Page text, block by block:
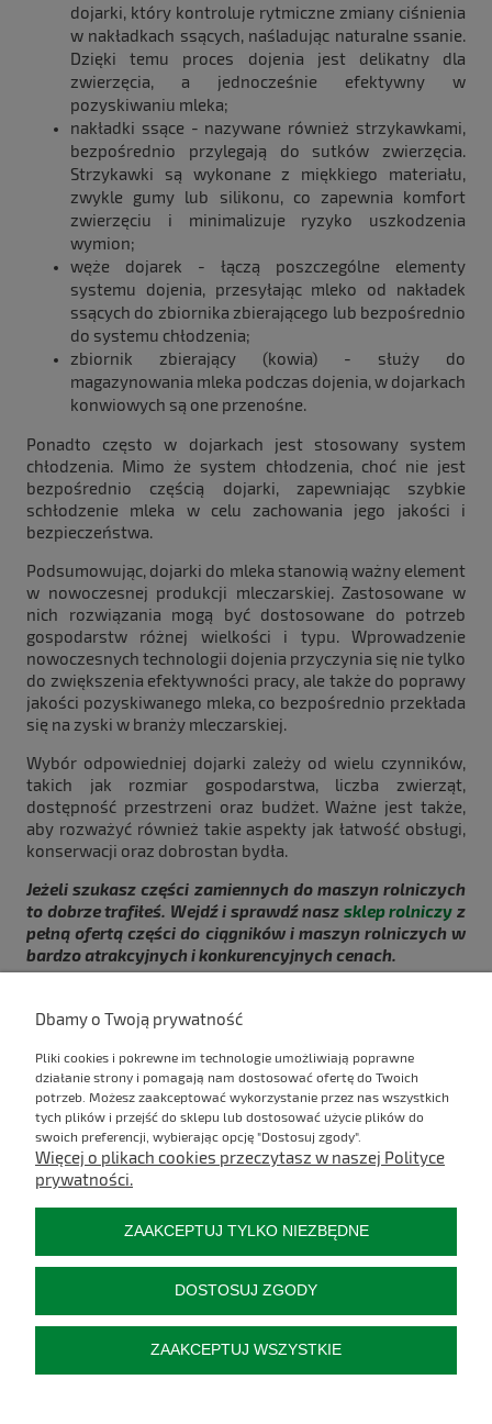
dojarki, który kontroluje rytmiczne zmiany ciśnienia
w nakładkach ssących, naśladując naturalne ssanie.
Dzięki temu proces dojenia jest delikatny dla
zwierzęcia, a jednocześnie efektywny w
pozyskiwaniu mleka;
nakładki ssące - nazywane również strzykawkami,
bezpośrednio przylegają do sutków zwierzęcia.
Strzykawki są wykonane z miękkiego materiału,
zwykle gumy lub silikonu, co zapewnia komfort
zwierzęciu i minimalizuje ryzyko uszkodzenia
wymion;
węże dojarek - łączą poszczególne elementy
systemu dojenia, przesyłając mleko od nakładek
ssących do zbiornika zbierającego lub bezpośrednio
do systemu chłodzenia;
zbiornik zbierający (kowia) - służy do
magazynowania mleka podczas dojenia, w dojarkach
konwiowych są one przenośne.
Ponadto często w dojarkach jest stosowany system
chłodzenia. Mimo że system chłodzenia, choć nie jest
bezpośrednio częścią dojarki, zapewniając szybkie
schłodzenie mleka w celu zachowania jego jakości i
bezpieczeństwa.
Podsumowując, dojarki do mleka stanowią ważny element
w nowoczesnej produkcji mleczarskiej. Zastosowane w
nich rozwiązania mogą być dostosowane do potrzeb
gospodarstw różnej wielkości i typu. Wprowadzenie
nowoczesnych technologii dojenia przyczynia się nie tylko
do zwiększenia efektywności pracy, ale także do poprawy
jakości pozyskiwanego mleka, co bezpośrednio przekłada
się na zyski w branży mleczarskiej.
Wybór odpowiedniej dojarki zależy od wielu czynników,
takich jak rozmiar gospodarstwa, liczba zwierząt,
dostępność przestrzeni oraz budżet. Ważne jest także,
aby rozważyć również takie aspekty jak łatwość obsługi,
konserwacji oraz dobrostan bydła.
Jeżeli szukasz części zamiennych do maszyn rolniczych
to dobrze trafiłeś. Wejdź i sprawdź nasz sklep rolniczy z
pełną ofertą części do ciągników i maszyn rolniczych w
bardzo atrakcyjnych i konkurencyjnych cenach.
Komentarze do wpisu (0)
Kontakt
Informacje
Pozostałe
Dbamy o Twoją prywatność
Pliki cookies i pokrewne im technologie umożliwiają poprawne
działanie strony i pomagają nam dostosować ofertę do Twoich
potrzeb. Możesz zaakceptować wykorzystanie przez nas wszystkich
tych plików i przejść do sklepu lub dostosować użycie plików do
swoich preferencji, wybierając opcję "Dostosuj zgody".
Więcej o plikach cookies przeczytasz w naszej Polityce
prywatności.
ZAAKCEPTUJ TYLKO NIEZBĘDNE
DOSTOSUJ ZGODY
ZAAKCEPTUJ WSZYSTKIE